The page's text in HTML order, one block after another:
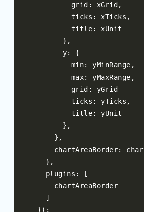
          grid
: xGrid ,
          ticks
: xTicks ,
          title
:
xUnit
},
        y
:
{
          min
: yMinRange ,
          max
: yMaxRange ,
          grid
:
yGrid
          ticks
: yTicks ,
          title
:
yUnit
},
},
      chartAreaBorder
:
},
    plugins
:
[
      chartAreaBorder
]
});